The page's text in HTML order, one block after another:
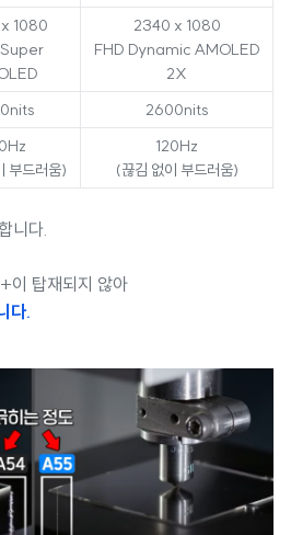
1080
2340 x 1080
FHD Dynamic AMOLED
2X
2600nits
부드러움)
120Hz
(끊김 없이 부드러움)
니다.
탑재되지 않아
다.